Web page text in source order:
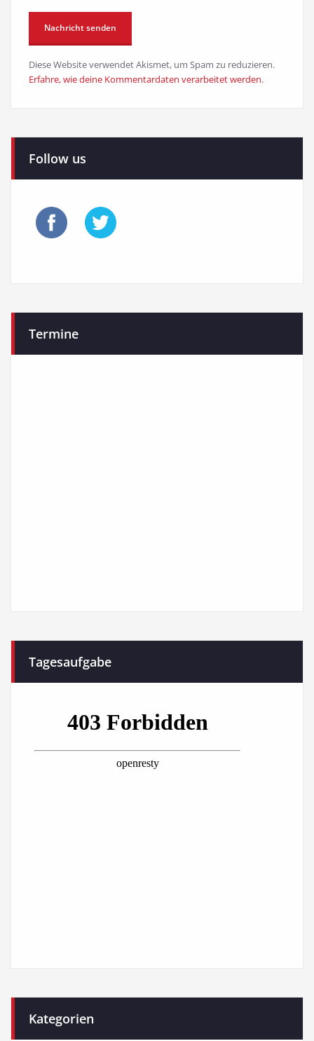
Diese Website verwendet Akismet, um Spam zu reduzieren.
Erfahre, wie deine Kommentardaten verarbeitet werden.
Follow us
Termine
Tagesaufgabe
Kategorien